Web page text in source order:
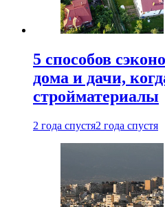
5 способов
дома и дачи,
стройматериалы
2 года спустя2 года спустя